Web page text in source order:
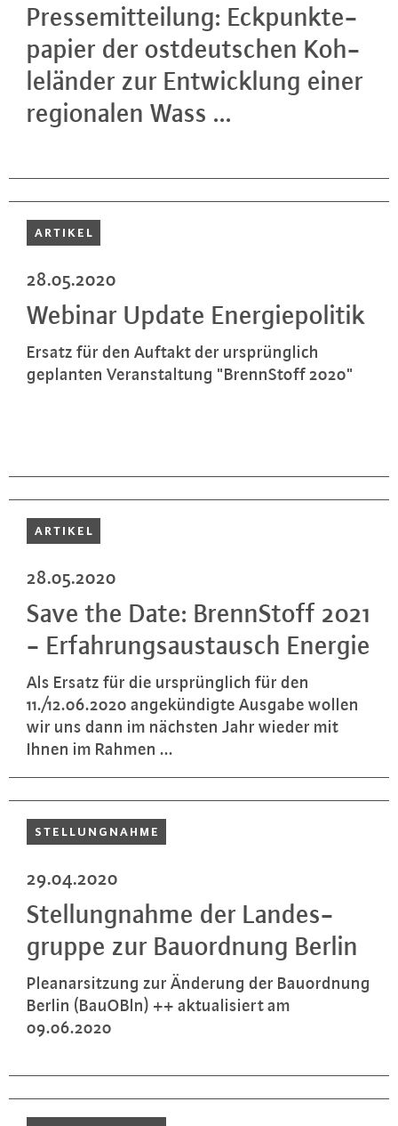
Pres­se­mit­tei­lung: Eck­punk­te­
pa­pier der ost­deut­schen Koh­
le­län­der zur Ent­wick­lung einer
re­gio­na­len Wass ...
ARTIKEL
28.05.2020
Webinar Update En­er­gie­po­li­tik
Ersatz für den Auftakt der ur­sprüng­lich
geplanten Ver­an­stal­tung "Brenn­Stoff 2020"
ARTIKEL
28.05.2020
Save the Date: Brenn­Stoff 2021
- Er­fah­rungs­aus­tausch Energie
Als Ersatz für die ur­sprüng­lich für den
11./12.06.2020 an­ge­kün­dig­te Ausgabe wollen
wir uns dann im nächsten Jahr wieder mit
Ihnen im Rahmen ...
STEL­LUNG­NAH­ME
29.04.2020
Stel­lung­nah­me der Lan­des­
grup­pe zur Bau­ord­nung Berlin
Ple­anar­sit­zung zur Änderung der Bau­ord­nung
Berlin (BauOBln) ++ ak­tua­li­siert am
09.06.2020